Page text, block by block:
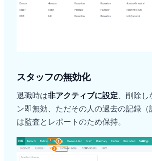
スタッフの無効化
退職時は非アクティブに設定、削除し
ン即無効、ただその人の過去の記録（
は監査とレポートのため保持。